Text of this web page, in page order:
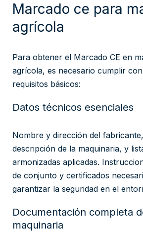
Marcado ce para
agrícola
Para obtener el Marcado CE en
agrícola, es necesario cumplir
requisitos básicos:
Datos técnicos esenciales
Nombre y dirección del
descripción de la maquinaria, y
armonizadas aplicadas.
de conjunto y certificados
garantizar la seguridad en el
Documentación completa
maquinaria